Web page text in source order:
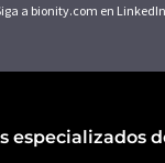
a bionity.com en LinkedIn
especializados